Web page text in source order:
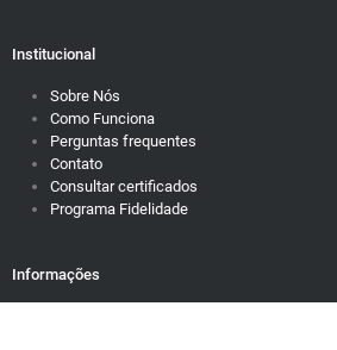
Institucional
Sobre Nós
Como Funciona
Perguntas frequentes
Contato
Consultar certificados
Programa Fidelidade
Informações